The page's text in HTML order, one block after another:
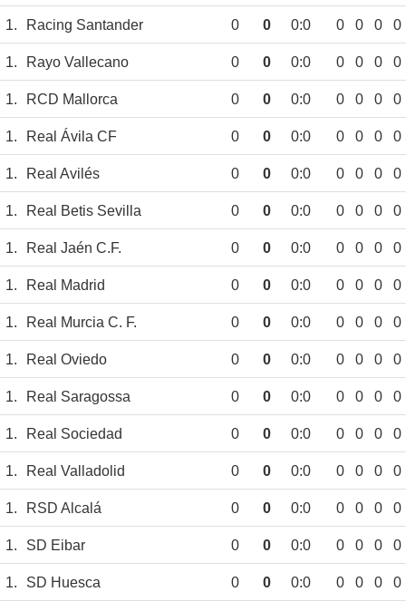
1. Racing Santander 0 0 0:0 0 0 0 0
1. Rayo Vallecano 0 0 0:0 0 0 0 0
1. RCD Mallorca 0 0 0:0 0 0 0 0
1. Real Ávila CF 0 0 0:0 0 0 0 0
1. Real Avilés 0 0 0:0 0 0 0 0
1. Real Betis Sevilla 0 0 0:0 0 0 0 0
1. Real Jaén C.F. 0 0 0:0 0 0 0 0
1. Real Madrid 0 0 0:0 0 0 0 0
1. Real Murcia C. F. 0 0 0:0 0 0 0 0
1. Real Oviedo 0 0 0:0 0 0 0 0
1. Real Saragossa 0 0 0:0 0 0 0 0
1. Real Sociedad 0 0 0:0 0 0 0 0
1. Real Valladolid 0 0 0:0 0 0 0 0
1. RSD Alcalá 0 0 0:0 0 0 0 0
1. SD Eibar 0 0 0:0 0 0 0 0
1. SD Huesca 0 0 0:0 0 0 0 0